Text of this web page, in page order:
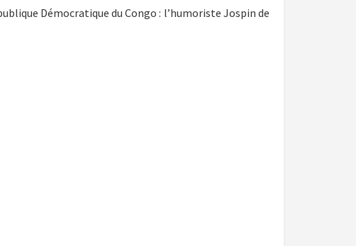
Démocratique du Congo : l’humoriste Jospin de